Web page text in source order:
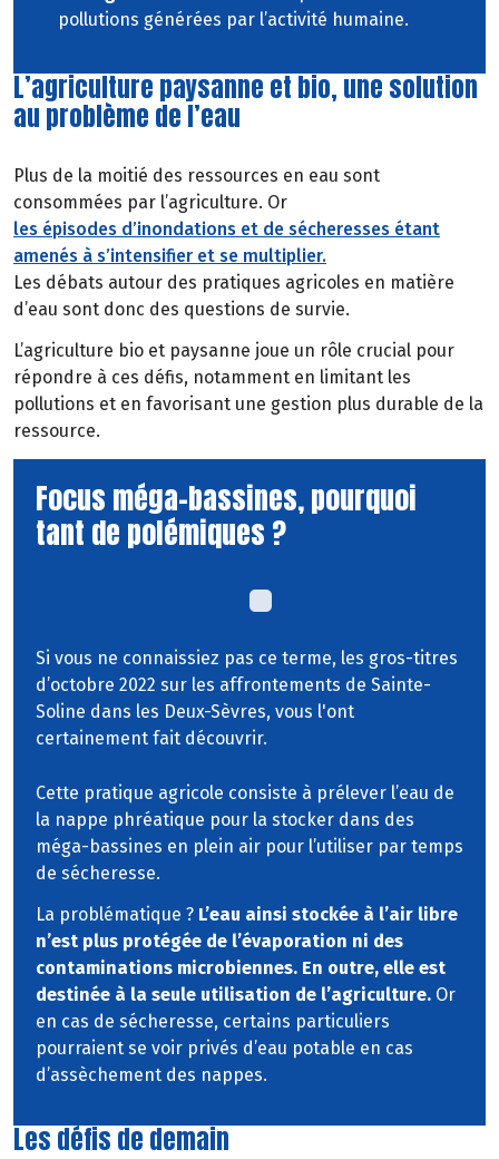
pollutions générées par l’activité humaine.
L’agriculture paysanne et bio, une solution
au problème de l’eau
Plus de la moitié des ressources en eau sont
consommées par l’agriculture. Or
les épisodes d’inondations et de sécheresses étant
amenés à s’intensifier et se multiplier.
Les débats autour des pratiques agricoles en matière
d’eau sont donc des questions de survie.
L’agriculture bio et paysanne joue un rôle crucial pour
répondre à ces défis, notamment en limitant les
pollutions et en favorisant une gestion plus durable de la
ressource.
Focus méga-bassines, pourquoi
tant de polémiques ?
Si vous ne connaissiez pas ce terme, les gros-titres
d’octobre 2022 sur les affrontements de Sainte-
Soline dans les Deux-Sèvres, vous l'ont
certainement fait découvrir.
Cette pratique agricole consiste à prélever l’eau de
la nappe phréatique pour la stocker dans des
méga-bassines en plein air pour l’utiliser par temps
de sécheresse.
La problématique ? L’eau ainsi stockée à l’air libre
n’est plus protégée de l’évaporation ni des
contaminations microbiennes. En outre, elle est
destinée à la seule utilisation de l’agriculture. Or
en cas de sécheresse, certains particuliers
pourraient se voir privés d’eau potable en cas
d’assèchement des nappes.
Les défis de demain